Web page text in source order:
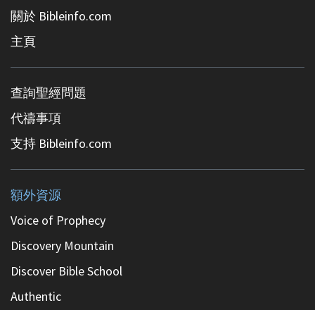
關於 Bibleinfo.com
主頁
查詢聖經問題
代禱事項
支持 Bibleinfo.com
額外資源
Voice of Prophecy
Discovery Mountain
Discover Bible School
Authentic